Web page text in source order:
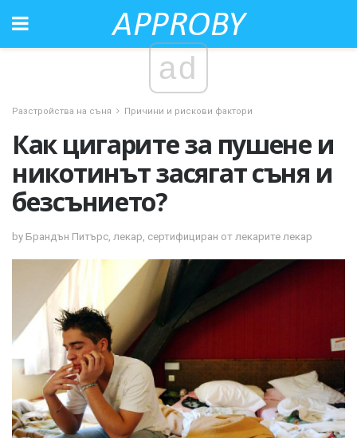
ad
Разстройства на съня Причини и рискови фактори
Как цигарите за пушене и
никотинът засягат съня и
безсънието?
by Брандън Питърс, лекар, сертифициран от лекарите лекар